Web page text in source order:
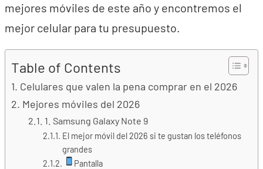
mejores móviles de este año y encontremos el
mejor celular para tu presupuesto.
Table of Contents
Celulares que valen la pena comprar en el 2026
Mejores móviles del 2026
1. Samsung Galaxy Note 9
El mejor móvil del 2026 si te gustan los teléfonos
grandes
Pantalla